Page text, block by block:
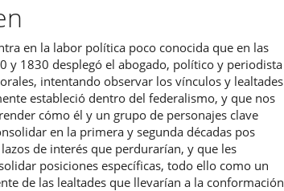
en la labor política poco conocida que en las
y 1830 desplegó el abogado, político y periodista
intentando observar los vínculos y lealtades
estableció dentro del federalismo, y que nos
cómo él y un grupo de personajes clave
en la primera y segunda décadas pos
de interés que perdurarían, y que les
posiciones específicas, todo ello como un
de las lealtades que llevarían a la conformación